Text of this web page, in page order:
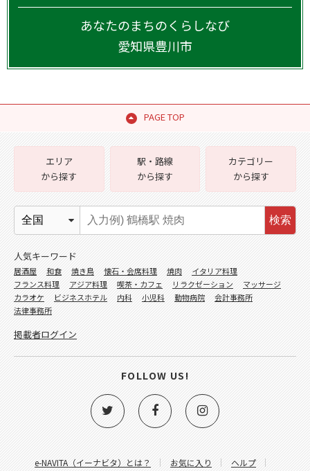
あなたのまちのくらしなび
愛知県豊川市
PAGE TOP
e-NAVITA（イーナビタ）とは？ お気に入り
ヘルプ
エリア
から探す
駅・路線
から探す
カテゴリー
から探す
検索
人気キーワード
居酒屋 和食 焼き鳥 懐石・会席料理 焼肉
イタリア料理
フランス料理
アジア料理 喫茶・カフェ リラクゼーション
マッサージ
カラオケ
ビジネスホテル 内科 小児科 動物病院
会計事務所
法律事務所
掲載者ログイン
FOLLOW US!